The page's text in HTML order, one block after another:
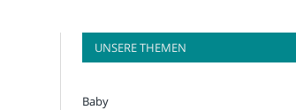
UNSERE THEMEN
Baby